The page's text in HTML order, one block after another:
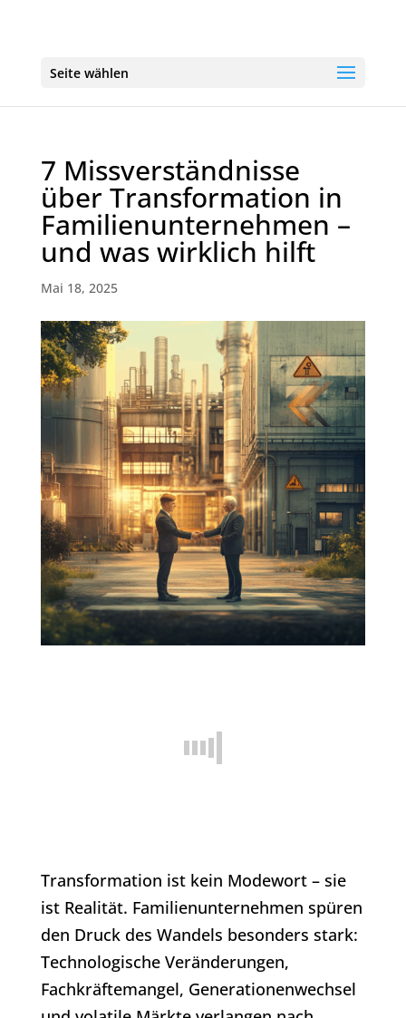
Seite wählen
7 Missverständnisse
über Transformation in
Familienunternehmen –
und was wirklich hilft
Mai 18, 2025
Transformation ist kein Modewort – sie
ist Realität. Familienunternehmen spüren
den Druck des Wandels besonders stark:
Technologische Veränderungen,
Fachkräftemangel, Generationenwechsel